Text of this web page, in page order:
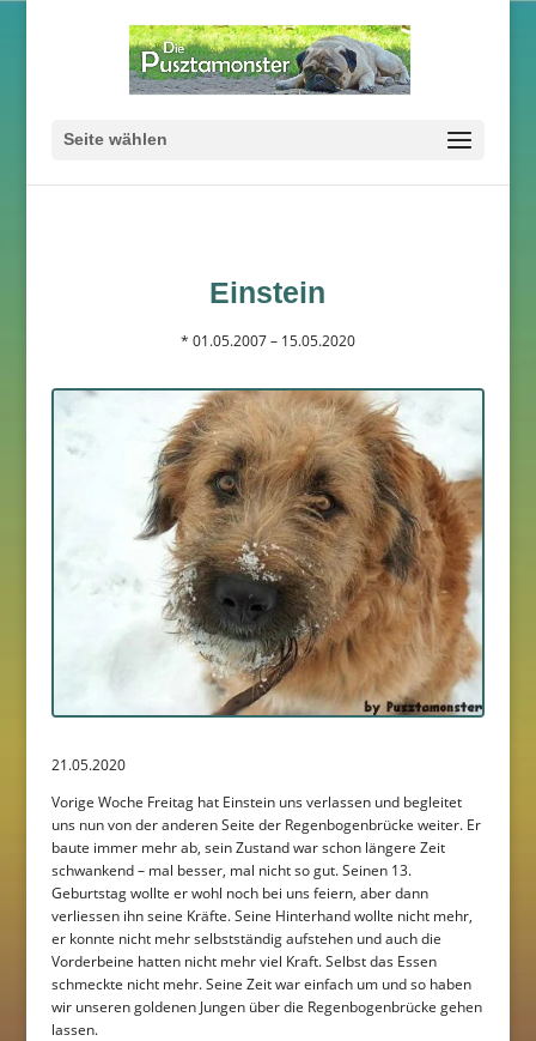
Seite wählen
Einstein
* 01.05.2007 – 15.05.2020
21.05.2020
Vorige Woche Freitag hat Einstein uns verlassen und begleitet
uns nun von der anderen Seite der Regenbogenbrücke weiter. Er
baute immer mehr ab, sein Zustand war schon längere Zeit
schwankend – mal besser, mal nicht so gut. Seinen 13.
Geburtstag wollte er wohl noch bei uns feiern, aber dann
verliessen ihn seine Kräfte. Seine Hinterhand wollte nicht mehr,
er konnte nicht mehr selbstständig aufstehen und auch die
Vorderbeine hatten nicht mehr viel Kraft. Selbst das Essen
schmeckte nicht mehr. Seine Zeit war einfach um und so haben
wir unseren goldenen Jungen über die Regenbogenbrücke gehen
lassen.